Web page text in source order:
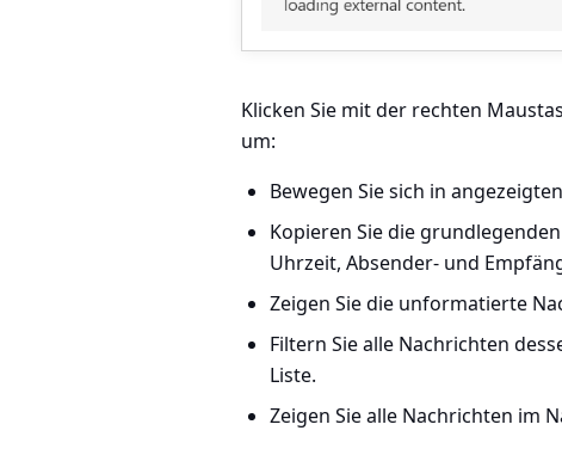
Klicken Sie mit der rechten
um:
Bewegen Sie sich in
Kopieren Sie die
Uhrzeit, Absender- und
Zeigen Sie die unformatierte
Filtern Sie alle Nachrichten
Liste.
Zeigen Sie alle Nachrichten im